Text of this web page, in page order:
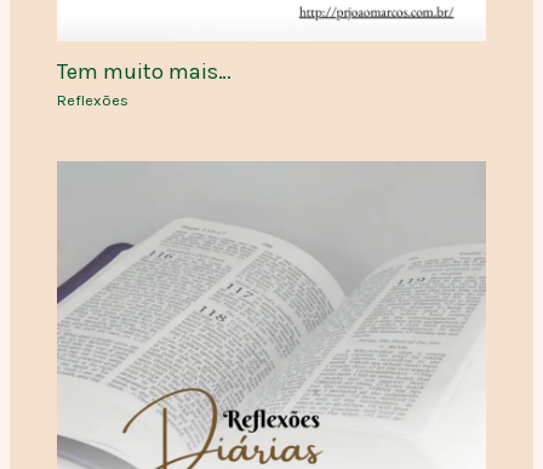
Tem muito mais…
Reflexões